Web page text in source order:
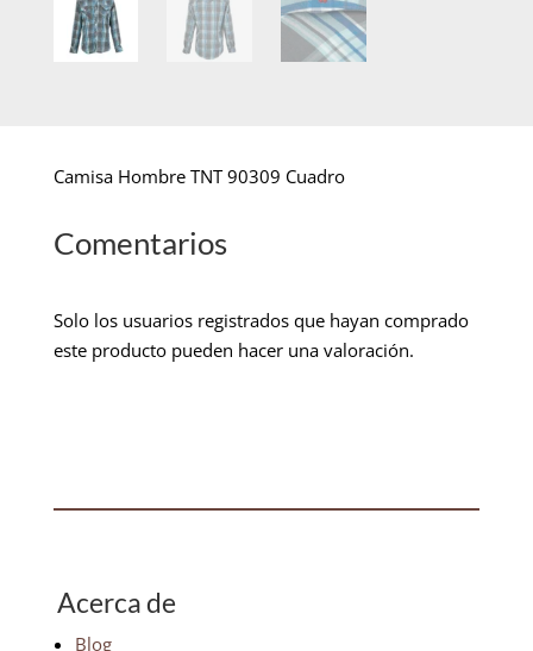
Camisa Hombre TNT 90309 Cuadro
Comentarios
Solo los usuarios registrados que hayan comprado
este producto pueden hacer una valoración.
Acerca de
Blog